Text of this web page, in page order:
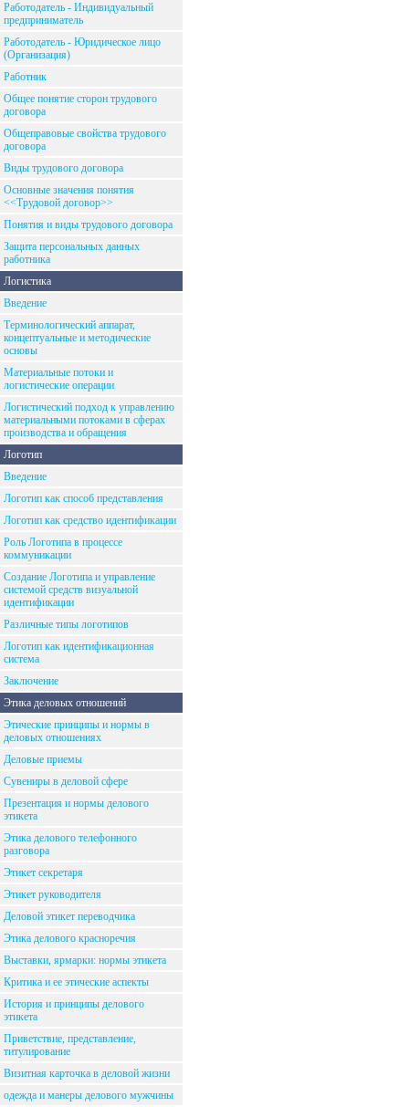
Работодатель - Индивидуальный
предприниматель
Работодатель - Юридическое лицо
(Организация)
Работник
Общее понятие сторон трудового
договора
Общеправовые свойства трудового
договора
Виды трудового договора
Основные значения понятия
<<Трудовой договор>>
Понятия и виды трудового договора
Защита персональных данных
работника
Логистика
Введение
Терминологический аппарат,
концептуальные и методические
основы
Материальные потоки и
логистические операции
Логистический подход к управлению
материальными потоками в сферах
производства и обращения
Логотип
Введение
Логотип как способ представления
Логотип как средство идентификации
Роль Логотипа в процессе
коммуникации
Создание Логотипа и управление
системой средств визуальной
идентификации
Различные типы логотипов
Логотип как идентификационная
система
Заключение
Этика деловых отношений
Этические принципы и нормы в
деловых отношениях
Деловые приемы
Сувениры в деловой сфере
Презентация и нормы делового
этикета
Этика делового телефонного
разговора
Этикет секретаря
Этикет руководителя
Деловой этикет переводчика
Этика делового красноречия
Выставки, ярмарки: нормы этикета
Критика и ее этические аспекты
История и принципы делового
этикета
Приветствие, представление,
титулирование
Визитная карточка в деловой жизни
одежда и манеры делового мужчины